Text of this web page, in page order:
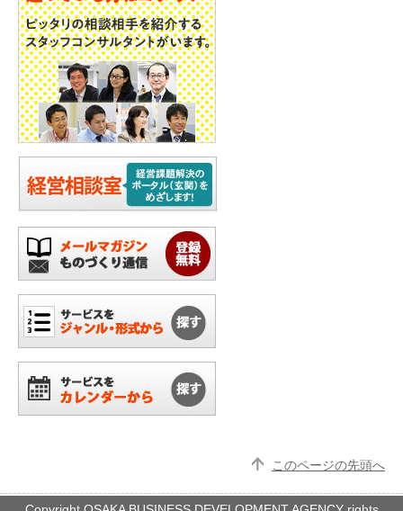
このページの先頭へ